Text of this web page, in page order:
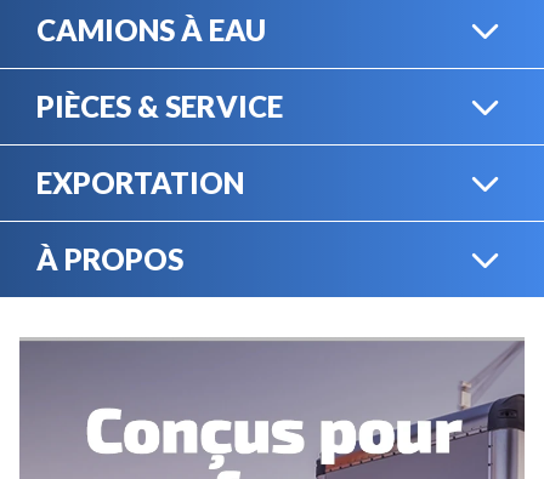
ÉQUIPEMENT
CAMIONS À EAU
PIÈCES & SERVICE
SERVICE MÉCANIQUE
EXPORTATION
À PROPOS